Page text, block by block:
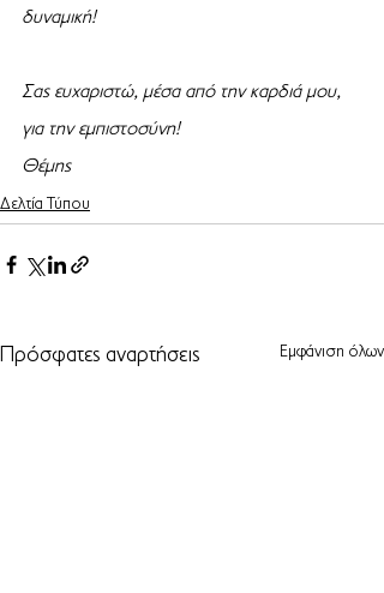
δυναμική!
Σας ευχαριστώ, μέσα από την καρδιά μου,
για την εμπιστοσύνη!
Θέμης
Δελτία Τύπου
Πρόσφατες αναρτήσεις Εμφάνιση όλων